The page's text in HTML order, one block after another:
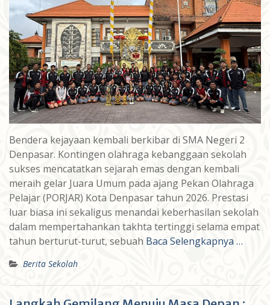
Bendera kejayaan kembali berkibar di SMA Negeri 2
Denpasar. Kontingen olahraga kebanggaan sekolah
sukses mencatatkan sejarah emas dengan kembali
meraih gelar Juara Umum pada ajang Pekan Olahraga
Pelajar (PORJAR) Kota Denpasar tahun 2026. Prestasi
luar biasa ini sekaligus menandai keberhasilan sekolah
dalam mempertahankan takhta tertinggi selama empat
tahun berturut-turut, sebuah Baca Selengkapnya …
Berita Sekolah